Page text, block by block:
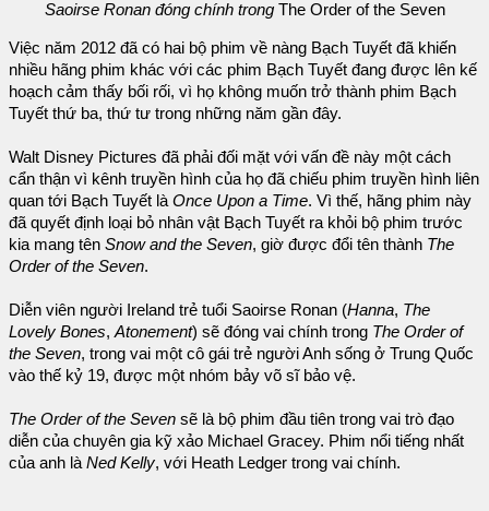
Saoirse Ronan đóng chính trongThe Order of the Seven
Việc năm 2012 đã có hai bộ phim về nàng Bạch Tuyết đã khiến
nhiều hãng phim khác với các phim Bạch Tuyết đang được lên kế
hoạch cảm thấy bối rối, vì họ không muốn trở thành phim Bạch
Tuyết thứ ba, thứ tư trong những năm gần đây.
Walt Disney Pictures đã phải đối mặt với vấn đề này một cách
cẩn thận vì kênh truyền hình của họ đã chiếu phim truyền hình liên
quan tới Bạch Tuyết là Once Upon a Time. Vì thế, hãng phim này
đã quyết định loại bỏ nhân vật Bạch Tuyết ra khỏi bộ phim trước
kia mang tên Snow and the Seven, giờ được đổi tên thành The
Order of the Seven.
Diễn viên người Ireland trẻ tuổi Saoirse Ronan (Hanna, The
Lovely Bones, Atonement) sẽ đóng vai chính trong The Order of
the Seven, trong vai một cô gái trẻ người Anh sống ở Trung Quốc
vào thế kỷ 19, được một nhóm bảy võ sĩ bảo vệ.
The Order of the Seven sẽ là bộ phim đầu tiên trong vai trò đạo
diễn của chuyên gia kỹ xảo Michael Gracey. Phim nổi tiếng nhất
của anh là Ned Kelly, với Heath Ledger trong vai chính.